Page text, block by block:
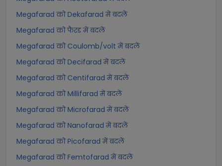
Megafarad को Dekafarad में बदलें
Megafarad को फैरड में बदलें
Megafarad को Coulomb/volt में बदलें
Megafarad को Decifarad में बदलें
Megafarad को Centifarad में बदलें
Megafarad को Millifarad में बदलें
Megafarad को Microfarad में बदलें
Megafarad को Nanofarad में बदलें
Megafarad को Picofarad में बदलें
Megafarad को Femtofarad में बदलें